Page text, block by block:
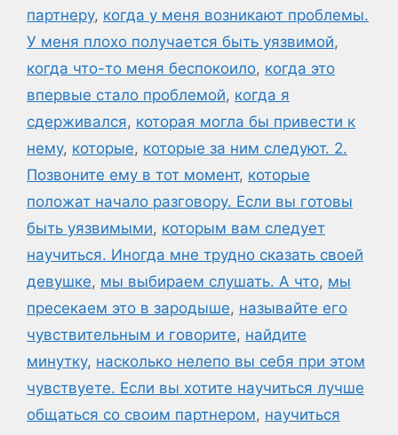
партнеру, когда у меня возникают проблемы.
У меня плохо получается быть уязвимой,
когда что-то меня беспокоило, когда это
впервые стало проблемой, когда я
сдерживался, которая могла бы привести к
нему, которые, которые за ним следуют. 2.
Позвоните ему в тот момент, которые
положат начало разговору. Если вы готовы
быть уязвимыми, которым вам следует
научиться. Иногда мне трудно сказать своей
девушке, мы выбираем слушать. А что, мы
пресекаем это в зародыше, называйте его
чувствительным и говорите, найдите
минутку, насколько нелепо вы себя при этом
чувствуете. Если вы хотите научиться лучше
общаться со своим партнером, научиться